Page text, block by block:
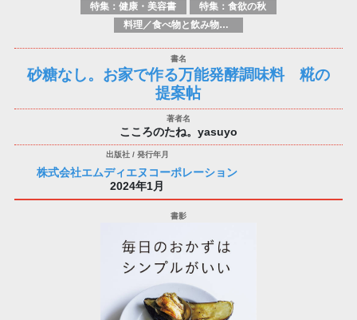
特集：健康・美容書
特集：食欲の秋
料理／食べ物と飲み物／食に関する記述
砂糖なし。お家で作る万能発酵調味料 糀の
提案帖
こころのたね。yasuyo
株式会社エムディエヌコーポレーション
2024年1月